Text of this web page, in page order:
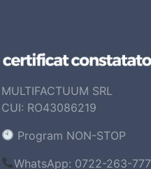
MULTIFACTUUM SRL
CUI: RO43086219
Program NON-STOP
WhatsApp: 0722-263-777